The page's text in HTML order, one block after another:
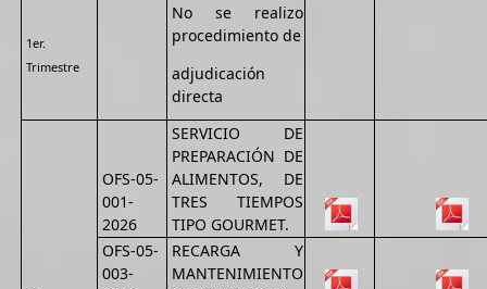
1er.
Trimestre
No se realizo
procedimiento de
adjudicación
directa
OFS-05-
001-
2026
SERVICIO DE
PREPARACIÓN DE
ALIMENTOS, DE
TRES TIEMPOS
TIPО GOURMET.
OFS-05-
003-
RECARGA Y
MANTENIMIENTO